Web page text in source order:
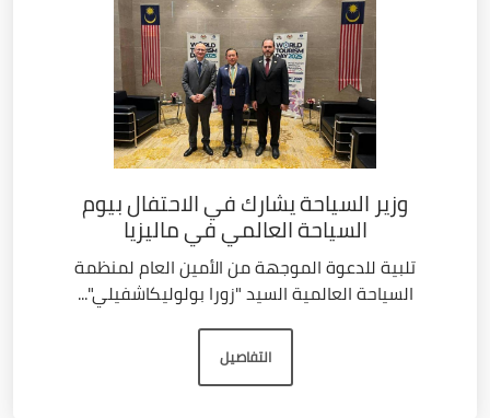
وزير السياحة يشارك في الاحتفال بيوم
السياحة العالمي في ماليزيا
تلبية للدعوة الموجهة من الأمين العام لمنظمة
السياحة العالمية السيد "زورا بولوليكاشفيلي"...
التفاصيل